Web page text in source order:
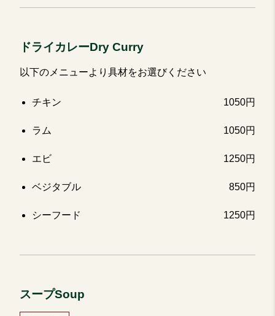
ドライカレーDry Curry
以下のメニューより具材をお選びください
チキン 1050円
ラム 1050円
エビ 1250円
ベジタブル 850円
シーフード 1250円
スープSoup